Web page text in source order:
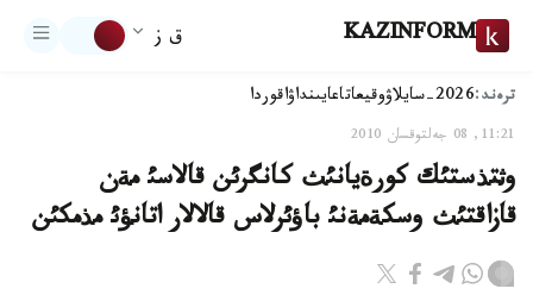
KAZINFORM ق ز
ترەند:2026-سايلاۋ وقيعاتاعايىنداۋاقوردا
11:21, 08 جەلتوقسان 2010
وثتذستئك كورةيانئث كانگرئن قالاسئ مةن
قازاقتئث وسكةمةنئ باؤئرلاس قالالار اتانؤئ مذمكئن